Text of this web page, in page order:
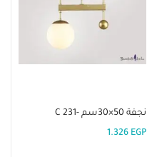
نجفة 50×30سم -C 231
1.326 EGP